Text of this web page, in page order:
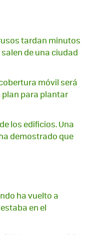
tardan minutos
de una ciudad
móvil será
plan para plantar
los edificios. Una
demostrado que
ha vuelto a
en el